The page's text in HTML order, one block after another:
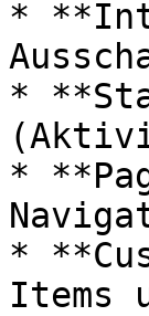
*
*
*
*
Items